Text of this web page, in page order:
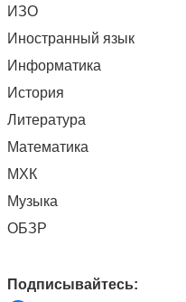
ИЗО
Иностранный язык
Информатика
История
Литература
Математика
МХК
Музыка
ОБЗР
Подписывайтесь: